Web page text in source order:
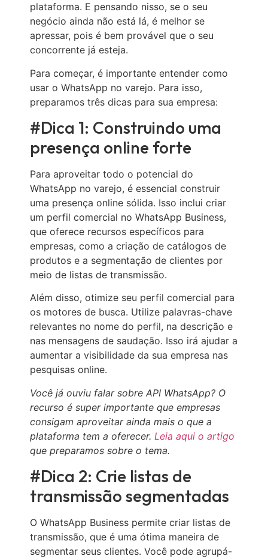
plataforma. E pensando nisso, se o seu
negócio ainda não está lá, é melhor se
apressar, pois é bem provável que o seu
concorrente já esteja.
Para começar, é importante entender como
usar o WhatsApp no varejo. Para isso,
preparamos três dicas para sua empresa:
#Dica 1: Construindo uma
presença online forte
Para aproveitar todo o potencial do
WhatsApp no ​​varejo, é essencial construir
uma presença online sólida. Isso inclui criar
um perfil comercial no WhatsApp Business,
que oferece recursos específicos para
empresas, como a criação de catálogos de
produtos e a segmentação de clientes por
meio de listas de transmissão.
Além disso, otimize seu perfil comercial para
os motores de busca. Utilize palavras-chave
relevantes no nome do perfil, na descrição e
nas mensagens de saudação. Isso irá ajudar a
aumentar a visibilidade da sua empresa nas
pesquisas online.
Você já ouviu falar sobre API WhatsApp? O
recurso é super importante que empresas
consigam aproveitar ainda mais o que a
plataforma tem a oferecer. Leia aqui o artigo
que preparamos sobre o tema.
#Dica 2: Crie listas de
transmissão segmentadas
O WhatsApp Business permite criar listas de
transmissão, que é uma ótima maneira de
segmentar seus clientes. Você pode agrupá-